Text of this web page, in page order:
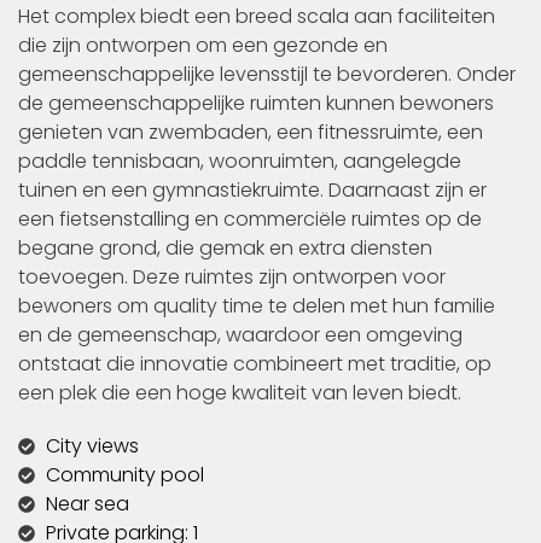
Het complex biedt een breed scala aan faciliteiten
die zijn ontworpen om een gezonde en
gemeenschappelijke levensstijl te bevorderen. Onder
de gemeenschappelijke ruimten kunnen bewoners
genieten van zwembaden, een fitnessruimte, een
paddle tennisbaan, woonruimten, aangelegde
tuinen en een gymnastiekruimte. Daarnaast zijn er
een fietsenstalling en commerciële ruimtes op de
begane grond, die gemak en extra diensten
toevoegen. Deze ruimtes zijn ontworpen voor
bewoners om quality time te delen met hun familie
en de gemeenschap, waardoor een omgeving
ontstaat die innovatie combineert met traditie, op
een plek die een hoge kwaliteit van leven biedt.
City views
Community pool
Near sea
Private parking: 1